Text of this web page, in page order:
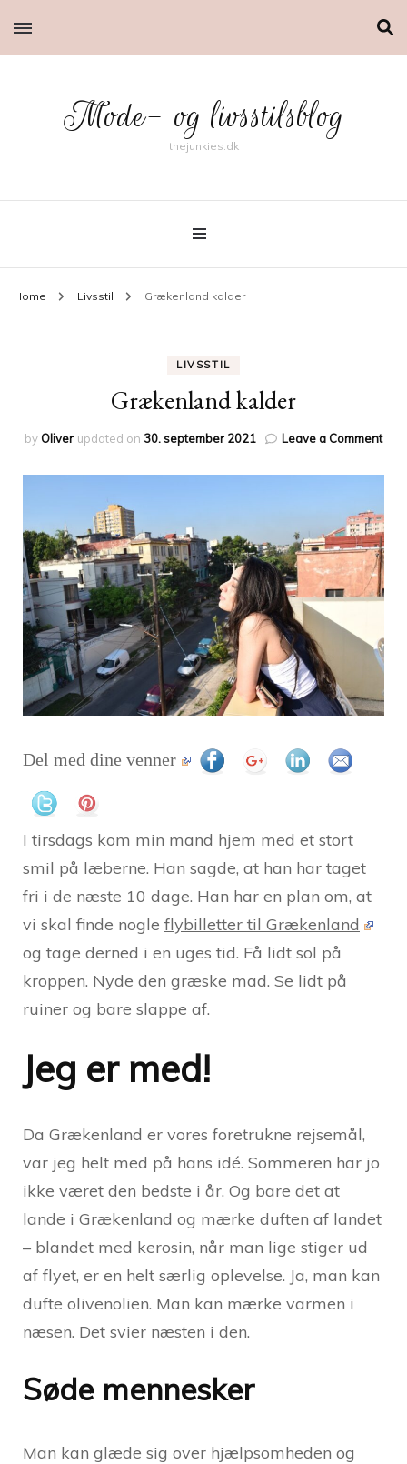
Mode- og livsstilsblog
thejunkies.dk
Home Livsstil Grækenland kalder
LIVSSTIL
Grækenland kalder
byOliver updated on 30. september 2021 Leave a Commenton
Del med dine venner
I tirsdags kom min mand hjem med et stort
smil på læberne. Han sagde, at han har taget
fri i de næste 10 dage. Han har en plan om, at
vi skal finde nogle flybilletter til Grækenland
og tage derned i en uges tid. Få lidt sol på
kroppen. Nyde den græske mad. Se lidt på
ruiner og bare slappe af.
Jeg er med!
Da Grækenland er vores foretrukne rejsemål,
var jeg helt med på hans idé. Sommeren har jo
ikke været den bedste i år. Og bare det at
lande i Grækenland og mærke duften af landet
– blandet med kerosin, når man lige stiger ud
af flyet, er en helt særlig oplevelse. Ja, man kan
dufte olivenolien. Man kan mærke varmen i
næsen. Det svier næsten i den.
Søde mennesker
Man kan glæde sig over hjælpsomheden og